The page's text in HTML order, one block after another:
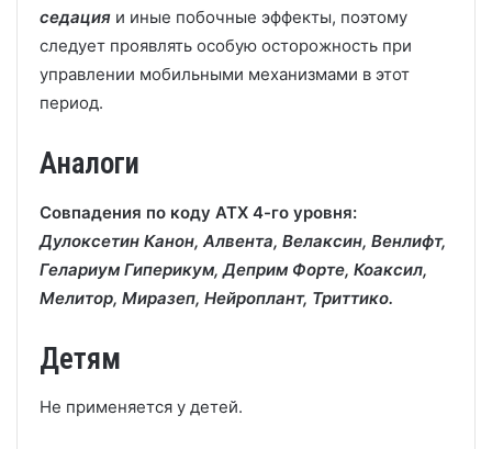
седация и иные побочные эффекты, поэтому
следует проявлять особую осторожность при
управлении мобильными механизмами в этот
период.
Аналоги
Совпадения по коду АТХ 4-го уровня:
Дулоксетин Канон, Алвента, Велаксин, Венлифт,
Гелариум Гиперикум, Деприм Форте, Коаксил,
Мелитор, Миразеп, Нейроплант, Триттико.
Детям
Не применяется у детей.